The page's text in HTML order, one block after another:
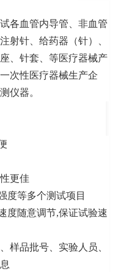
各血管内导管、非血管
射针、给药器（针）、
、针套、等医疗器械产
次性医疗器械生产企
仪器。
更佳
度等多个测试项目
度随意调节,保证试验速
样品批号、实验人员、